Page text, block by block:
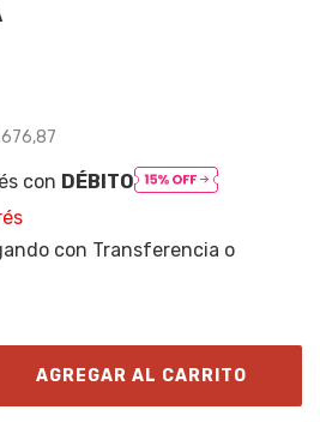
con DÉBITO
con Transferencia o